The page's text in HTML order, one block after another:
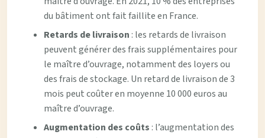
du bâtiment ont fait faillite en France.
Retards de livraison : les retards de livraison
peuvent générer des frais supplémentaires pour
le maître d’ouvrage, notamment des loyers ou
des frais de stockage. Un retard de livraison de 3
mois peut coûter en moyenne 10 000 euros au
maître d’ouvrage.
Augmentation des coûts : l’augmentation des